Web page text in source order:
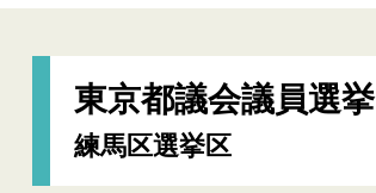
東京都議会議員選挙
練馬区選挙区